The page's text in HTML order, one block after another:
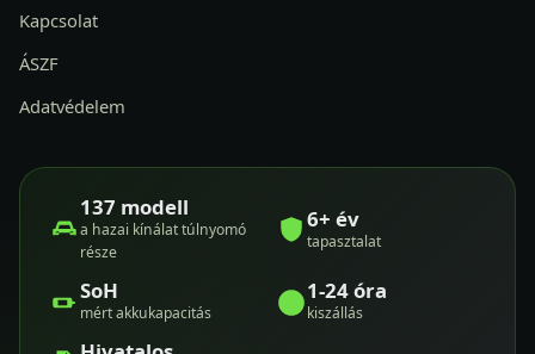
Kapcsolat
ÁSZF
Adatvédelem
137 modell
a hazai kínálat túlnyomó
része
6+ év
tapasztalat
SoH
mért akkukapacitás
1-24 óra
kiszállás